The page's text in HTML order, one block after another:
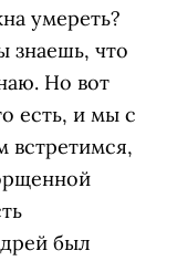
умереть?
знаешь, что
Но вот
есть, и мы с
встретимся,
был